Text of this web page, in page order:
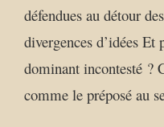
défendues au détour
divergences d’idées
dominant incontesté ?
comme le préposé au